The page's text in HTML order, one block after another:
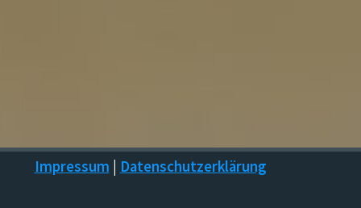
Impressum Datenschutzerklärung